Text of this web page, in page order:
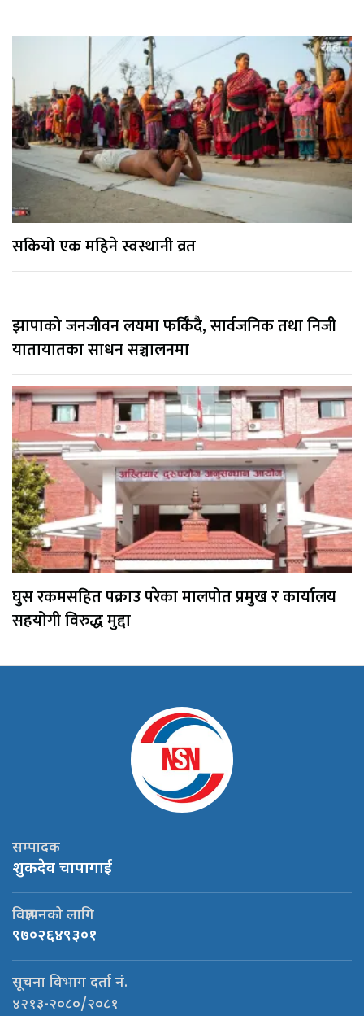
सकियो एक महिने स्वस्थानी व्रत
झापाको जनजीवन लयमा फर्किँदै, सार्वजनिक तथा निजी
यातायातका साधन सञ्चालनमा
घुस रकमसहित पक्राउ परेका मालपोत प्रमुख र कार्यालय
सहयोगी विरुद्ध मुद्दा
सम्पादक
शुकदेव चापागाई
विज्ञापनको लागि
९७०२६४९३०१
सूचना विभाग दर्ता नं.
४२१३-२०८०/२०८१